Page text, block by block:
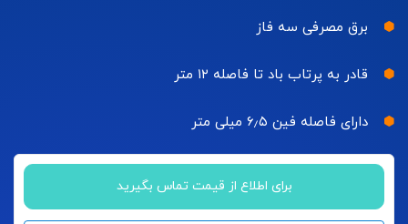
برق مصرفی سه فاز
قادر به پرتاب باد تا فاصله ۱۲ متر
دارای فاصله فین ۶٫۵ میلی متر
برای اطلاع از قیمت تماس بگیرید